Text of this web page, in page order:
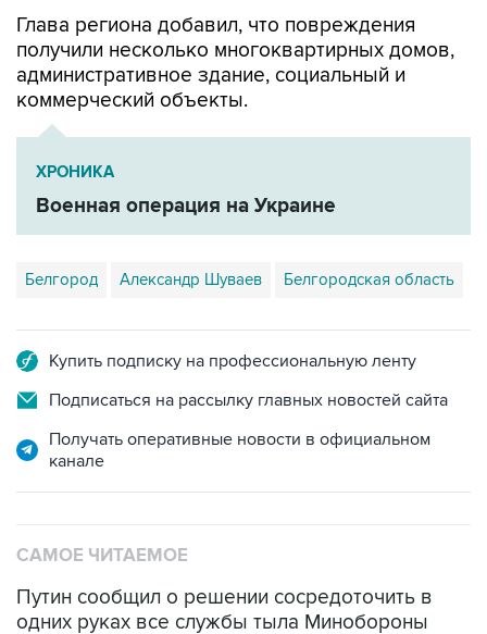
административное здание, социальный и
коммерческий объекты.
ХРОНИКА
Военная операция на Украине
Белгород Александр Шуваев Белгородская область
Подписаться на рассылку главных новостей сайта
Получать оперативные новости в официальном
Путин сообщил о решении сосредоточить в